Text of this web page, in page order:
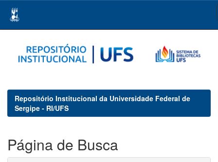
navigation
Repositório Institucional da Universidade Federal de
Sergipe - RI/UFS
Página de Busca